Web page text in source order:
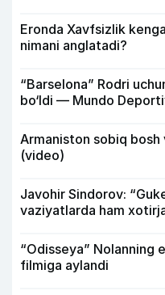
Eronda Xavfsizlik
nimani anglatadi?
“Barselona” Rodri
bo‘ldi — Mundo
Armaniston sobiq bosh
(video)
Javohir Sindorov:
vaziyatlarda ham
“Odisseya” Nolanning
filmiga aylandi